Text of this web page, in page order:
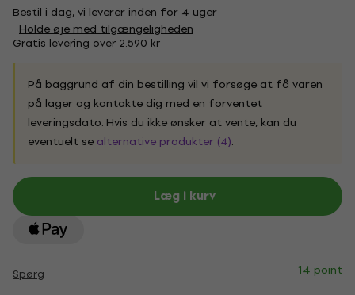
Bestil i dag, vi leverer inden for 4 uger
Holde øje med tilgængeligheden
Gratis levering over 2.590 kr
På baggrund af din bestilling vil vi forsøge at få varen
på lager og kontakte dig med en forventet
leveringsdato. Hvis du ikke ønsker at vente, kan du
eventuelt se alternative produkter (4).
Læg i kurv
Spørg 14 point